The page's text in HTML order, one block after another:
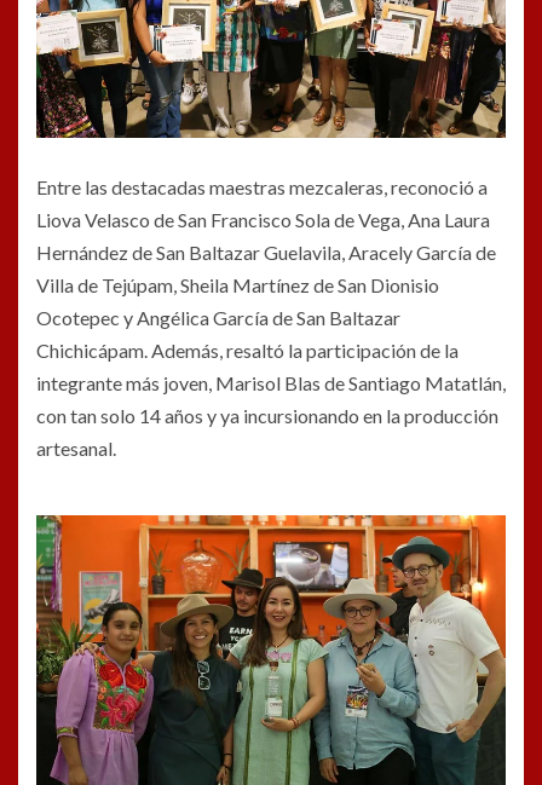
Entre las destacadas maestras mezcaleras, reconoció a
Liova Velasco de San Francisco Sola de Vega, Ana Laura
Hernández de San Baltazar Guelavila, Aracely García de
Villa de Tejúpam, Sheila Martínez de San Dionisio
Ocotepec y Angélica García de San Baltazar
Chichicápam. Además, resaltó la participación de la
integrante más joven, Marisol Blas de Santiago Matatlán,
con tan solo 14 años y ya incursionando en la producción
artesanal.